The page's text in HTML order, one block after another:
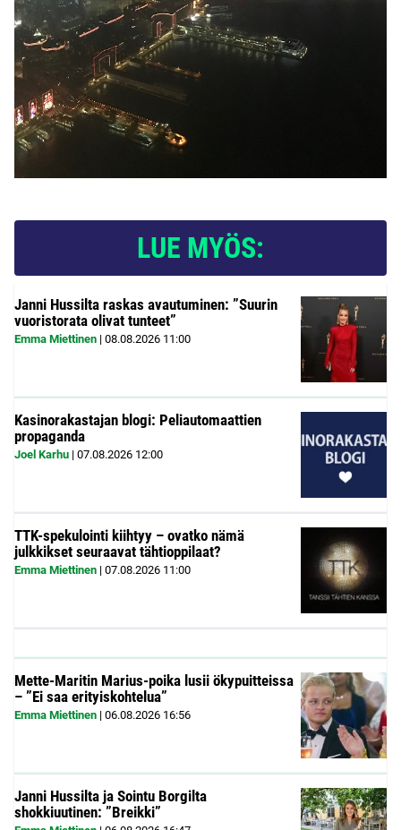
LUE MYÖS:
Janni Hussilta raskas avautuminen: ”Suurin
vuoristorata olivat tunteet”
Emma Miettinen | 08.08.2026 11:00
Kasinorakastajan blogi: Peliautomaattien
propaganda
Joel Karhu | 07.08.2026 12:00
TTK-spekulointi kiihtyy – ovatko nämä
julkkikset seuraavat tähtioppilaat?
Emma Miettinen | 07.08.2026 11:00
Mette-Maritin Marius-poika lusii ökypuitteissa
– ”Ei saa erityiskohtelua”
Emma Miettinen | 06.08.2026 16:56
Janni Hussilta ja Sointu Borgilta
shokkiuutinen: ”Breikki”